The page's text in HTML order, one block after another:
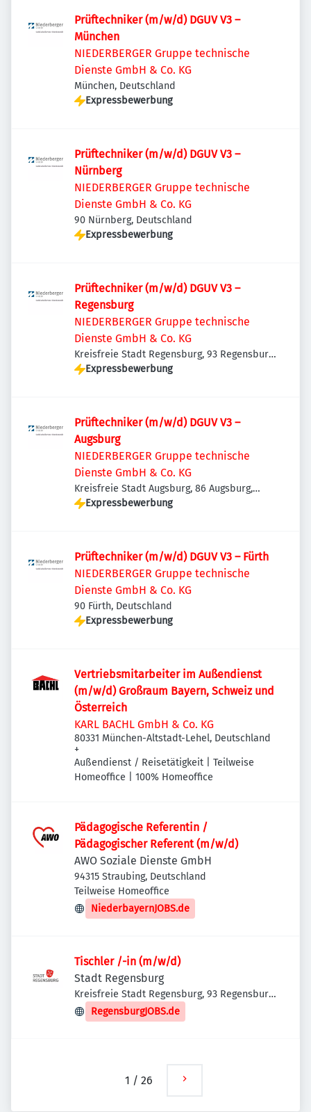
Prüftechniker (m/w/d) DGUV V3 –
München
NIEDERBERGER Gruppe technische
Dienste GmbH & Co. KG
München, Deutschland
Expressbewerbung
Prüftechniker (m/w/d) DGUV V3 –
Nürnberg
NIEDERBERGER Gruppe technische
Dienste GmbH & Co. KG
90 Nürnberg, Deutschland
Expressbewerbung
Prüftechniker (m/w/d) DGUV V3 –
Regensburg
NIEDERBERGER Gruppe technische
Dienste GmbH & Co. KG
Kreisfreie Stadt Regensburg, 93 Regensburg,
Deutschland
Expressbewerbung
Prüftechniker (m/w/d) DGUV V3 –
Augsburg
NIEDERBERGER Gruppe technische
Dienste GmbH & Co. KG
Kreisfreie Stadt Augsburg, 86 Augsburg,
Deutschland
Expressbewerbung
Prüftechniker (m/w/d) DGUV V3 – Fürth
NIEDERBERGER Gruppe technische
Dienste GmbH & Co. KG
90 Fürth, Deutschland
Expressbewerbung
Vertriebsmitarbeiter im Außendienst
(m/w/d) Großraum Bayern, Schweiz und
Österreich
KARL BACHL GmbH & Co. KG
80331 München-Altstadt-Lehel, Deutschland
+
Außendienst / Reisetätigkeit | Teilweise
Homeoffice | 100% Homeoffice
Pädagogische Referentin /
Pädagogischer Referent (m/w/d)
AWO Soziale Dienste GmbH
94315 Straubing, Deutschland
Teilweise Homeoffice
NiederbayernJOBS.de
Tischler /-in (m/w/d)
Stadt Regensburg
Kreisfreie Stadt Regensburg, 93 Regensburg,
Deutschland
RegensburgJOBS.de
1 / 26